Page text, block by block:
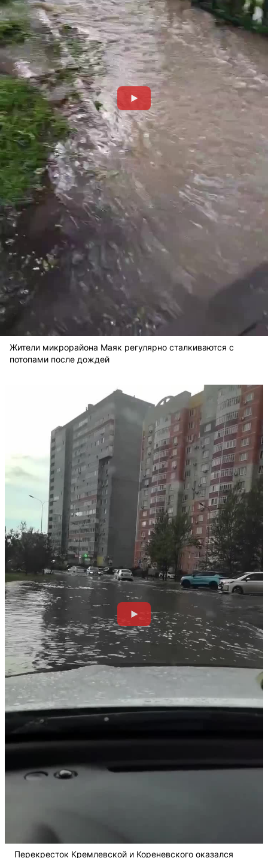
Жители микрорайона Маяк регулярно сталкиваются с
потопами после дождей
Перекресток Кремлевской и Кореневского оказался